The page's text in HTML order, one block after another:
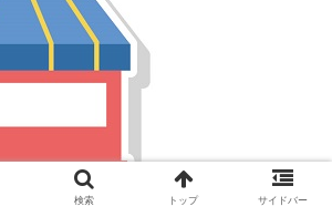
検索 トップ サイドバー